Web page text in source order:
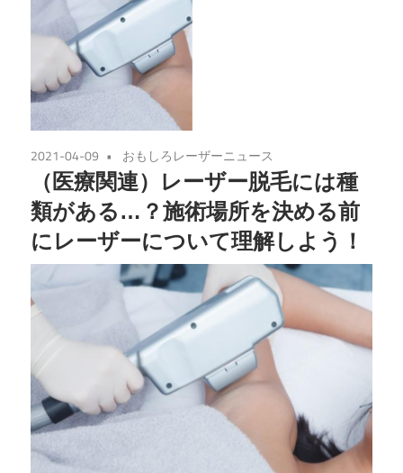
2021-04-09 おもしろレーザーニュース
（医療関連）レーザー脱毛には種
類がある…？施術場所を決める前
にレーザーについて理解しよう！